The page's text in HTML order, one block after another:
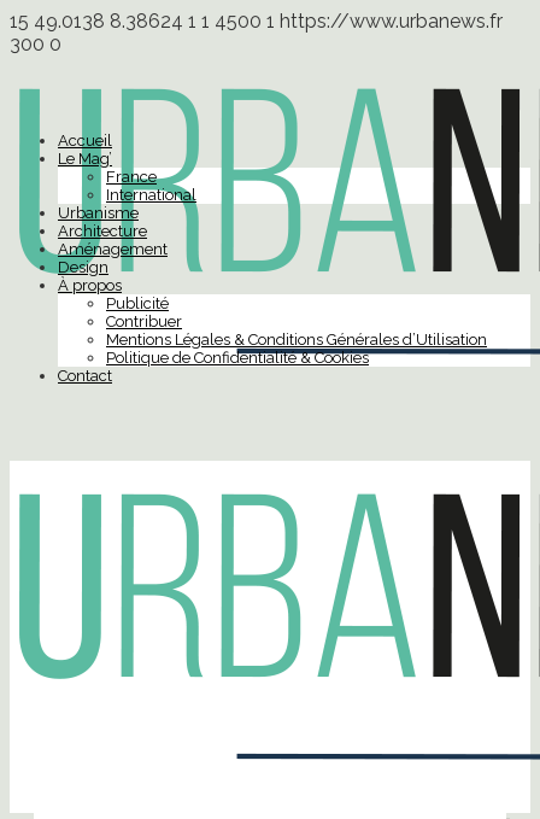
15 49.0138 8.38624 1 1 4500 1 https://www.urbanews.fr
300 0
Accueil
Le Mag’
France
International
Urbanisme
Architecture
Aménagement
Design
À propos
Publicité
Contribuer
Mentions Légales & Conditions Générales d’Utilisation
Politique de Confidentialité & Cookies
Contact